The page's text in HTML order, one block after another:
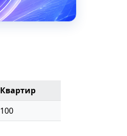
Квартир
100